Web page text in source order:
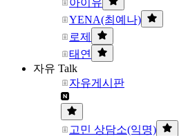
아이유
YENA(최예나)
로제
태연
자유 Talk
자유게시판
고민 상담소(익명)